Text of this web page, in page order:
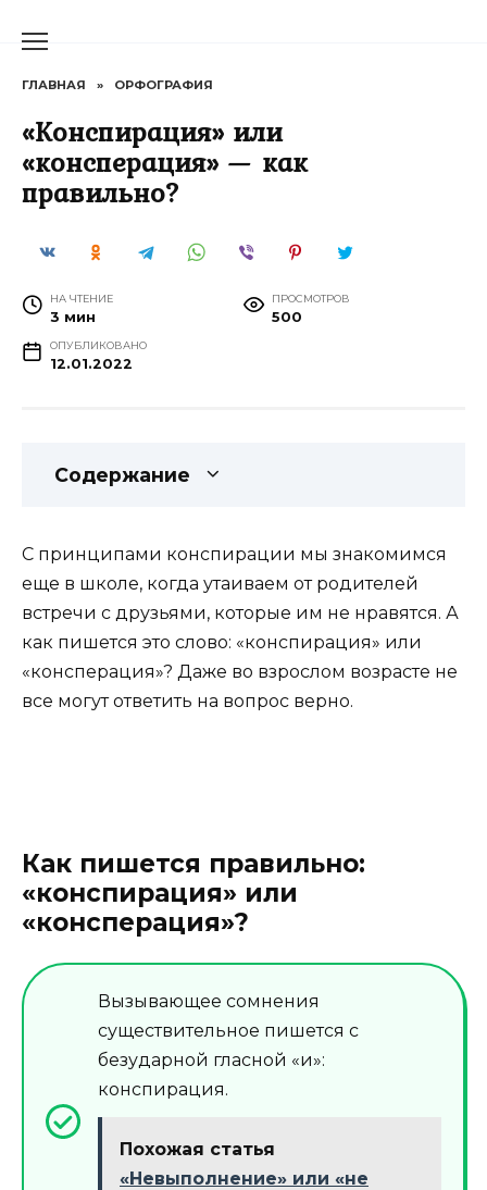
ГЛАВНАЯ » ОРФОГРАФИЯ
«Конспирация» или
«консперация» — как
правильно?
НА ЧТЕНИЕ
3 мин
ПРОСМОТРОВ
500
ОПУБЛИКОВАНО
12.01.2022
Содержание
С принципами конспирации мы знакомимся
еще в школе, когда утаиваем от родителей
встречи с друзьями, которые им не нравятся. А
как пишется это слово: «конспирация» или
«консперация»? Даже во взрослом возрасте не
все могут ответить на вопрос верно.
Как пишется правильно:
«конспирация» или
«консперация»?
Вызывающее сомнения
существительное пишется с
безударной гласной «и»:
конспирация.
Похожая статья
«Невыполнение» или «не